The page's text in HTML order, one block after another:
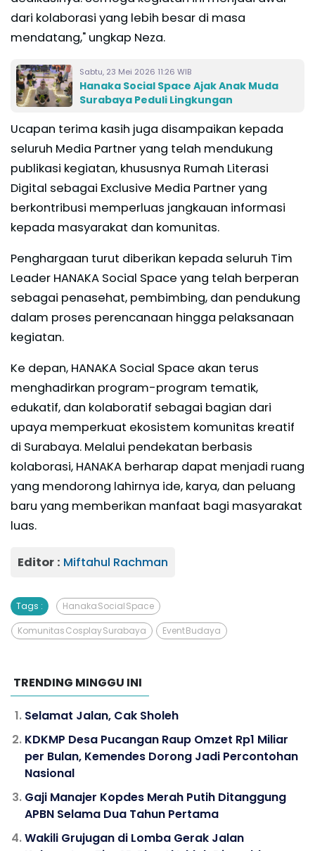
dari kolaborasi yang lebih besar di masa
mendatang," ungkap Neza.
Sabtu, 23 Mei 2026 11:26 WIB
Hanaka Social Space Ajak Anak Muda
Surabaya Peduli Lingkungan
Ucapan terima kasih juga disampaikan kepada
seluruh Media Partner yang telah mendukung
publikasi kegiatan, khususnya Rumah Literasi
Digital sebagai Exclusive Media Partner yang
berkontribusi memperluas jangkauan informasi
kepada masyarakat dan komunitas.
Penghargaan turut diberikan kepada seluruh Tim
Leader HANAKA Social Space yang telah berperan
sebagai penasehat, pembimbing, dan pendukung
dalam proses perencanaan hingga pelaksanaan
kegiatan.
Ke depan, HANAKA Social Space akan terus
menghadirkan program-program tematik,
edukatif, dan kolaboratif sebagai bagian dari
upaya memperkuat ekosistem komunitas kreatif
di Surabaya. Melalui pendekatan berbasis
kolaborasi, HANAKA berharap dapat menjadi ruang
yang mendorong lahirnya ide, karya, dan peluang
baru yang memberikan manfaat bagi masyarakat
luas.
Editor : Miftahul Rachman
Tags : Hanaka Social Space
Komunitas Cosplay Surabaya Event Budaya
TRENDING MINGGU INI
Selamat Jalan, Cak Sholeh
KDKMP Desa Pucangan Raup Omzet Rp1 Miliar
per Bulan, Kemendes Dorong Jadi Percontohan
Nasional
Gaji Manajer Kopdes Merah Putih Ditanggung
APBN Selama Dua Tahun Pertama
Wakili Grujugan di Lomba Gerak Jalan